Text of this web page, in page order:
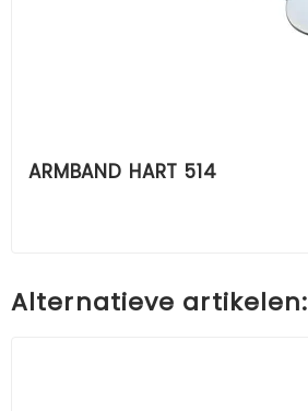
ARMBAND HART 514
Alternatieve artikelen: